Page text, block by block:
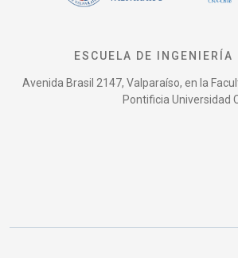
ESCUELA DE INGENIERÍA
Avenida Brasil 2147, Valparaíso, en la
Pontificia Universidad